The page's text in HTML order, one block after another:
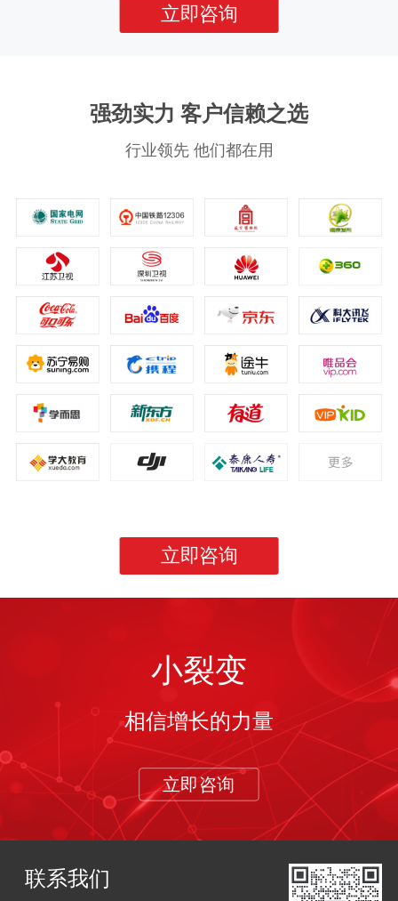
立即咨询
强劲实力 客户信赖之选
行业领先 他们都在用
立即咨询
小裂变
相信增长的力量
立即咨询
联系我们